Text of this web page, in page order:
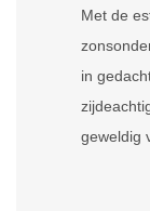
Met de
in
geweldig